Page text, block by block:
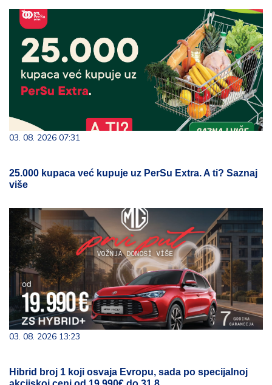
03. 08. 2026 07:31
25.000 kupaca već kupuje uz PerSu Extra. A ti? Saznaj
više
03. 08. 2026 13:23
Hibrid broj 1 koji osvaja Evropu, sada po specijalnoj